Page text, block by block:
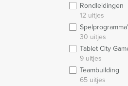
Rondleidingen
12 uitjes
30 uitjes
Tablet City
9 uitjes
Teambuilding
65 uitjes